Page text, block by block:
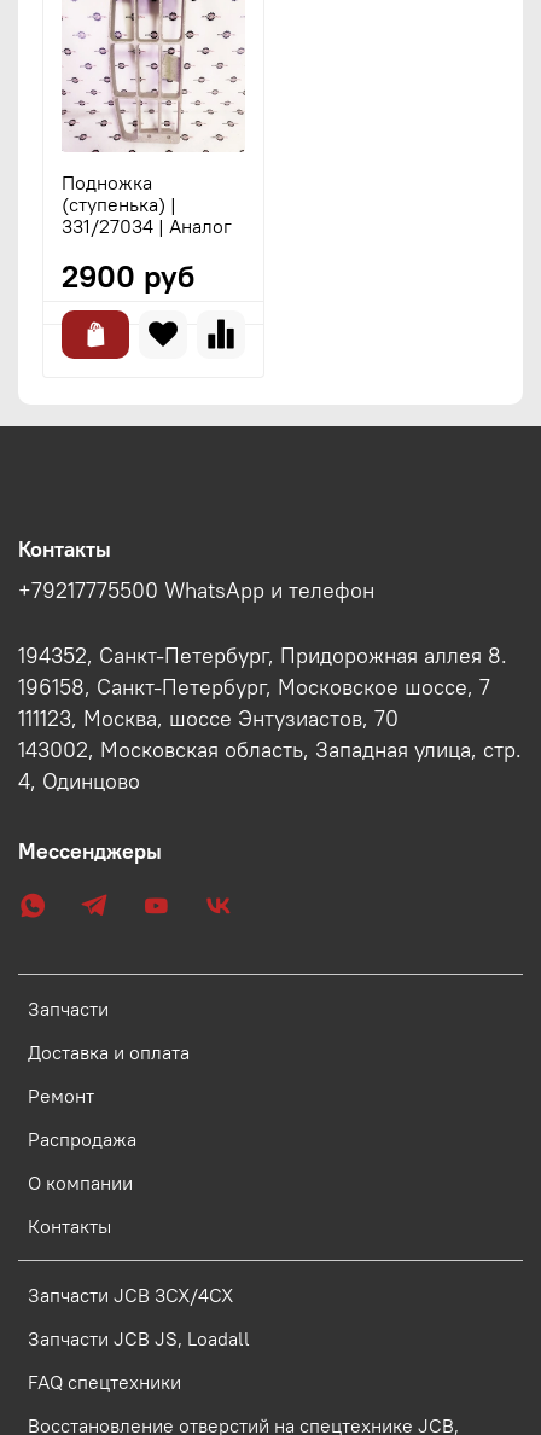
Подножка
(ступенька) |
331/27034 | Аналог
2900 руб
Запчасти
Доставка и оплата
Ремонт
Распродажа
О компании
Контакты
Запчасти JCB 3CX/4CX
Запчасти JCB JS, Loadall
FAQ спецтехники
Восстановление отверстий на спецтехнике JCB,
Контакты
+79217775500 WhatsApp и телефон
194352, Санкт-Петербург, Придорожная аллея 8.
196158, Санкт-Петербург, Московское шоссе, 7
111123, Москва, шоссе Энтузиастов, 70
143002, Московская область, Западная улица, стр.
4, Одинцово
Мессенджеры